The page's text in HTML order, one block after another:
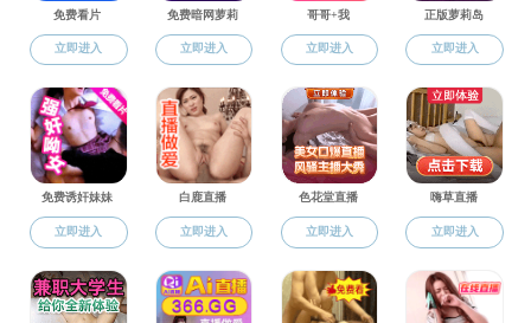
个人简介
主讲课程：
《可编程控制器原理及应用》《工厂电气设备》
主要科研成果
地址：中国山东省烟台市莱山区清泉路30号
Copyright © 成人卡通-成人卡通app免费下载 版
权所有 电话:
0535-6902601